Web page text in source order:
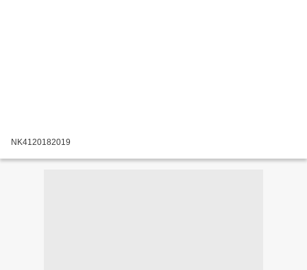
NK4120182019